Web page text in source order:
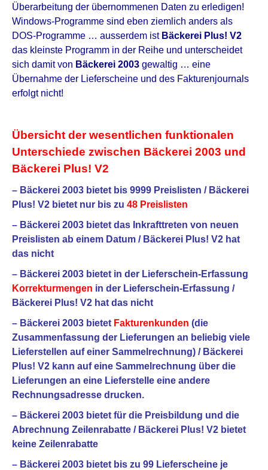
Überarbeitung der übernommenen Daten zu erledigen!
Windows-Programme sind eben ziemlich anders als
DOS-Programme … ausserdem ist Bäckerei Plus! V2
das kleinste Programm in der Reihe und unterscheidet
sich damit von Bäckerei 2003 gewaltig … eine
Übernahme der Lieferscheine und des Fakturenjournals
erfolgt nicht!
Übersicht der wesentlichen funktionalen
Unterschiede zwischen Bäckerei 2003 und
Bäckerei Plus! V2
– Bäckerei 2003 bietet bis 9999 Preislisten / Bäckerei
Plus! V2 bietet nur bis zu 48 Preislisten
– Bäckerei 2003 bietet das Inkrafttreten von neuen
Preislisten ab einem Datum / Bäckerei Plus! V2 hat
das nicht
– Bäckerei 2003 bietet in der Lieferschein-Erfassung
Korrekturmengen in der Lieferschein-Erfassung /
Bäckerei Plus! V2 hat das nicht
– Bäckerei 2003 bietet Fakturenkunden (die
Zusammenfassung der Lieferungen an beliebig viele
Lieferstellen auf einer Sammelrechnung) / Bäckerei
Plus! V2 kann auf eine Sammelrechnung über die
Lieferungen an eine Lieferstelle eine andere
Rechnungsadresse drucken.
– Bäckerei 2003 bietet für die Preisbildung und die
Abrechnung Zeilenrabatte / Bäckerei Plus! V2 bietet
keine Zeilenrabatte
– Bäckerei 2003 bietet bis zu 99 Lieferscheine je